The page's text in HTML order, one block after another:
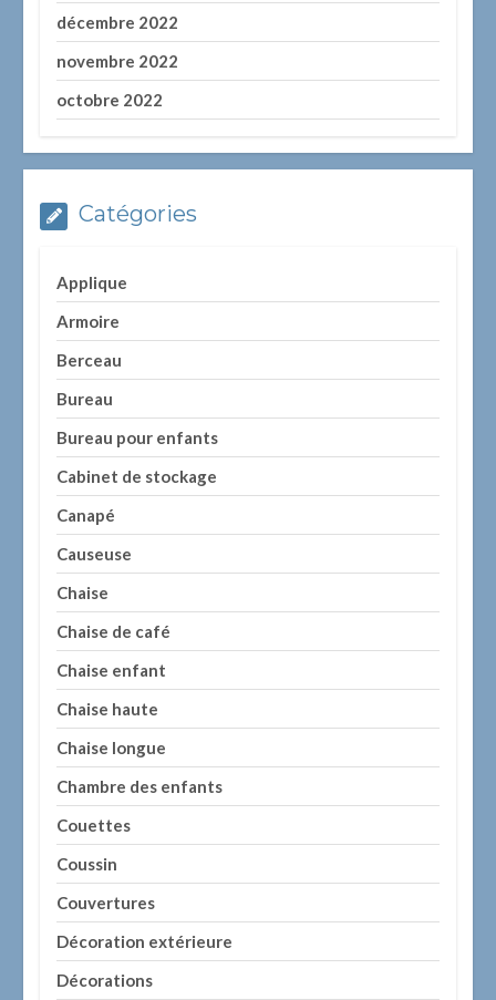
décembre 2022
novembre 2022
octobre 2022
Catégories
Applique
Armoire
Berceau
Bureau
Bureau pour enfants
Cabinet de stockage
Canapé
Causeuse
Chaise
Chaise de café
Chaise enfant
Chaise haute
Chaise longue
Chambre des enfants
Couettes
Coussin
Couvertures
Décoration extérieure
Décorations